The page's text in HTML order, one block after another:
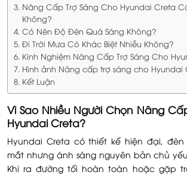
Nâng Cấp Trợ Sáng Cho Hyundai Creta
Không?
Có Nên Độ Đèn Quá Sáng Không?
Đi Trời Mưa Có Khác Biệt Nhiều Không?
Kinh Nghiệm Nâng Cấp Trợ Sáng Cho
Hình ảnh Nâng cấp trợ sáng cho Hyundai
Kết Luận
Vì Sao Nhiều Người Chọn Nâng
Hyundai Creta?
Hyundai Creta có thiết kế hiện đại,
mắt nhưng ánh sáng nguyên bản chủ
Khi ra đường tối hoàn toàn hoặc gặp